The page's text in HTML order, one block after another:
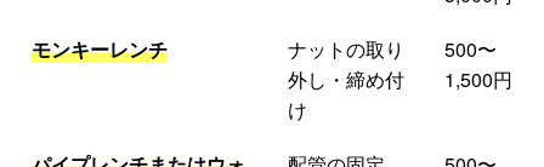
モンキーレンチ
ナットの取り
外し・締め付
け
500〜
1,500円